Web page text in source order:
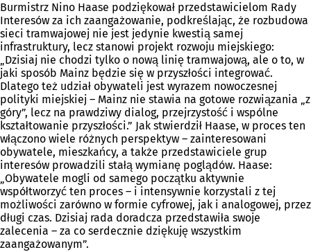
Burmistrz Nino Haase podziękował przedstawicielom Rady
Interesów za ich zaangażowanie, podkreślając, że rozbudowa
sieci tramwajowej nie jest jedynie kwestią samej
infrastruktury, lecz stanowi projekt rozwoju miejskiego:
„Dzisiaj nie chodzi tylko o nową linię tramwajową, ale o to, w
jaki sposób Mainz będzie się w przyszłości integrować.
Dlatego też udział obywateli jest wyrazem nowoczesnej
polityki miejskiej – Mainz nie stawia na gotowe rozwiązania „z
góry”, lecz na prawdziwy dialog, przejrzystość i wspólne
kształtowanie przyszłości.” Jak stwierdził Haase, w proces ten
włączono wiele różnych perspektyw – zainteresowani
obywatele, mieszkańcy, a także przedstawiciele grup
interesów prowadzili stałą wymianę poglądów. Haase:
„Obywatele mogli od samego początku aktywnie
współtworzyć ten proces – i intensywnie korzystali z tej
możliwości zarówno w formie cyfrowej, jak i analogowej, przez
długi czas. Dzisiaj rada doradcza przedstawiła swoje
zalecenia – za co serdecznie dziękuję wszystkim
zaangażowanym”.